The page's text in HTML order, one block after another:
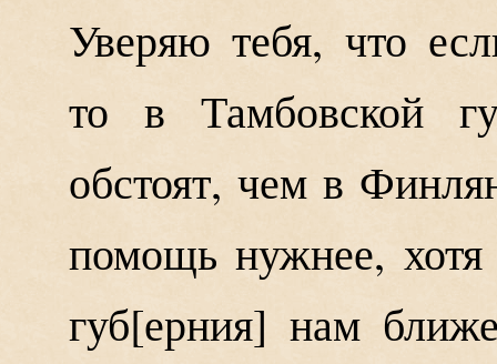
Уверяю тебя, что
то в Тамбовской
обстоят, чем в
помощь нужнее, хотя
губ ерния
нам